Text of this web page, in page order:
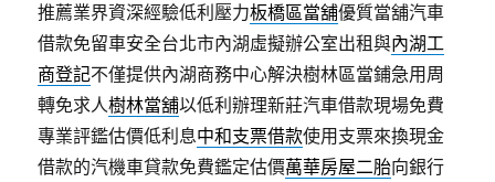
推薦業界資深經驗低利壓力板橋區當舖優質當舖汽車
借款免留車安全台北市內湖虛擬辦公室出租與內湖工
商登記不僅提供內湖商務中心解決樹林區當鋪急用周
轉免求人樹林當舖以低利辦理新莊汽車借款現場免費
專業評鑑估價低利息中和支票借款使用支票來換現金
借款的汽機車貸款免費鑑定估價萬華房屋二胎向銀行